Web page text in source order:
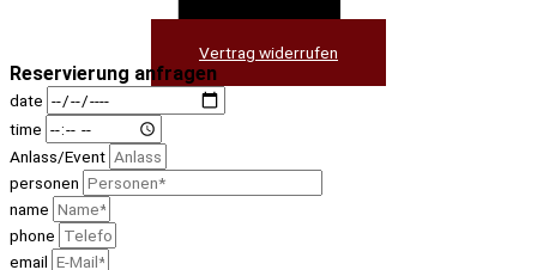
Vertrag widerrufen
Reservierung anfragen
date
time
Anlass/Event
personen
name
phone
email